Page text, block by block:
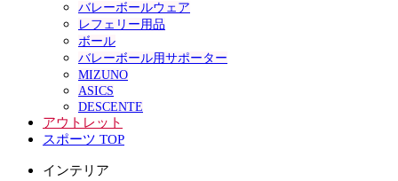
バレーボールウェア
レフェリー用品
ボール
バレーボール用サポーター
MIZUNO
ASICS
DESCENTE
アウトレット
スポーツ TOP
インテリア